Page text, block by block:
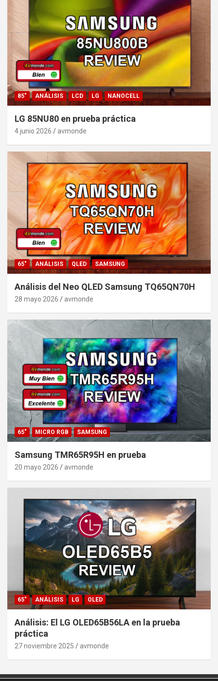
85" ANÁLISIS LCD LG NANOCELL
LG 85NU80 en prueba práctica
4 junio 2026 avmonde
65" ANÁLISIS QLED SAMSUNG
Análisis del Neo QLED Samsung TQ65QN70H
28 mayo 2026 avmonde
65" MICRO RGB SAMSUNG
Samsung TMR65R95H en prueba
20 mayo 2026 avmonde
65" ANÁLISIS LG OLED
Análisis: El LG OLED65B56LA en la prueba
práctica
27 noviembre 2025 avmonde